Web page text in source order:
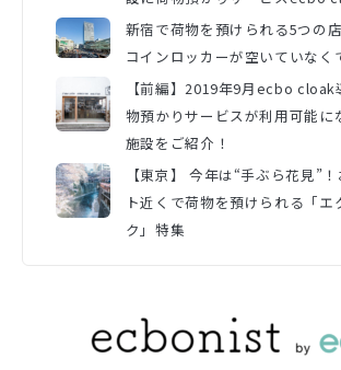
新宿で荷物を預けられる5つの店
コインロッカーが空いていなく
【前編】2019年9月ecbo cloak
物預かりサービスが利用可能に
施設をご紹介！
【東京】 今年は“手ぶら花見”
ト近くで荷物を預けられる「エ
ク」特集